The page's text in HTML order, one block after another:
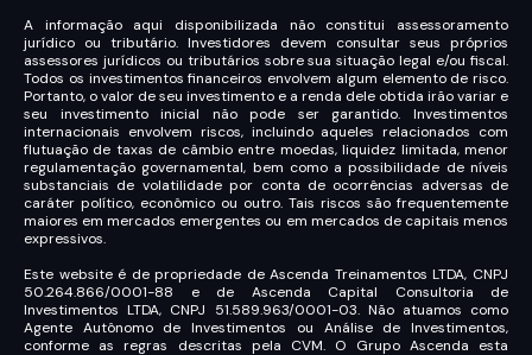
A informação aqui disponibilizada não constitui assessoramento
jurídico ou tributário. Investidores devem consultar seus próprios
assessores jurídicos ou tributários sobre sua situação legal e/ou fiscal.
Todos os investimentos financeiros envolvem algum elemento de risco.
Portanto, o valor de seu investimento e a renda dele obtida irão variar e
seu investimento inicial não pode ser garantido. Investimentos
internacionais envolvem riscos, incluindo aqueles relacionados com
flutuação de taxas de câmbio entre moedas, liquidez limitada, menor
regulamentação governamental, bem como a possibilidade de níveis
substanciais de volatilidade por conta de ocorrências adversas de
caráter político, econômico ou outro. Tais riscos são frequentemente
maiores em mercados emergentes ou em mercados de capitais menos
expressivos.
Este website é de propriedade de Ascenda Treinamentos LTDA, CNPJ
50.264.866/0001-88 e de Ascenda Capital Consultoria de
Investimentos LTDA, CNPJ 51.589.963/0001-03. Não atuamos como
Agente Autônomo de Investimentos ou Análise de Investimentos,
conforme as regras descritas pela CVM. O Grupo Ascenda esta